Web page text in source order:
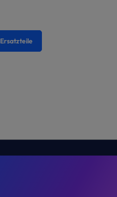
Ersatzteile